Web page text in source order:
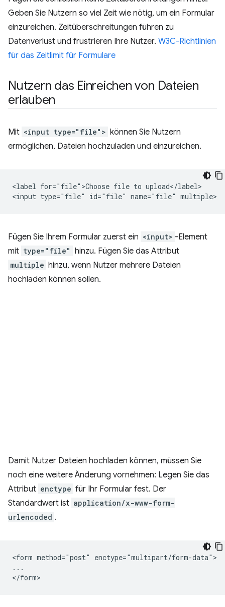
Geben Sie Nutzern so viel Zeit wie nötig, um ein Formular
einzureichen. Zeitüberschreitungen führen zu
Datenverlust und frustrieren Ihre Nutzer. W3C-Richtlinien
für das Zeitlimit für Formulare
Nutzern das Einreichen von Dateien
erlauben
Mit <input type="file"> können Sie Nutzern
ermöglichen, Dateien hochzuladen und einzureichen.
<label for="file">Choose file to upload</label>
Fügen Sie Ihrem Formular zuerst ein <input> -Element
mit type="file" hinzu. Fügen Sie das Attribut
multiple hinzu, wenn Nutzer mehrere Dateien
hochladen können sollen.
Damit Nutzer Dateien hochladen können, müssen Sie
noch eine weitere Änderung vornehmen: Legen Sie das
Attribut enctype für Ihr Formular fest. Der
Standardwert ist application/x-www-form-
urlencoded .
<form method="post" enctype="multipart/form-data">
...